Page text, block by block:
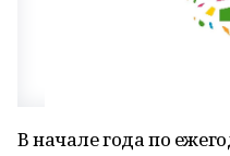
В начале года по